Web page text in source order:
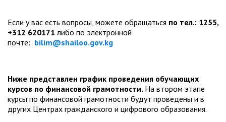
Если у вас есть вопросы, можете обращаться по тел.: 1255,
+312 620171либо по электронной
почте: bilim@shailoo.gov.kg
Ниже представлен график проведения обучающих
курсов по финансовой грамотности. На втором этапе
курсы по финансовой грамотности будут проведены и в
других Центрах гражданского и цифрового образования.